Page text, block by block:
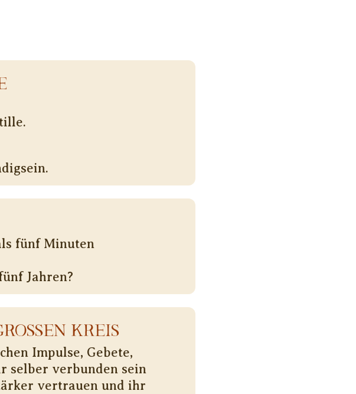
fünf Minuten
Jahren?
KREIS
Impulse, Gebete,
selber verbunden sein
vertrauen und ihr